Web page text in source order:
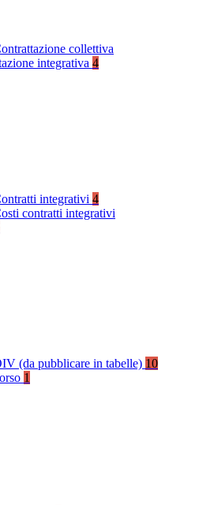
collettiva
integrativa 4
integrativi 4
contratti integrativi
(da pubblicare in tabelle) 10
1